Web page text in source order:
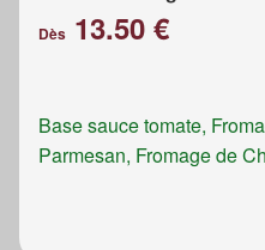
Dès 13.50 €
Base sauce tomate,
Parmesan, Fromage de